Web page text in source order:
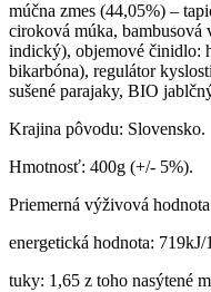
múčna zmes (44,05%) –
ciroková múka,
indický), objemové činidlo:
bikarbóna), regulátor
sušené parajaky, BIO
Krajina pôvodu: Slovensko.
Hmotnosť: 400g (+/- 5%).
Priemerná výživová
energetická hodnota: 719kJ/
tuky: 1,65 z toho nasýtené